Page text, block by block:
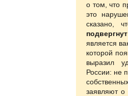
о том, что
это
сказано,
является
которой
выразил
России: не
заявляют о